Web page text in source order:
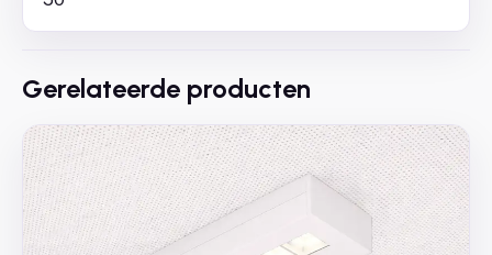
Gerelateerde producten